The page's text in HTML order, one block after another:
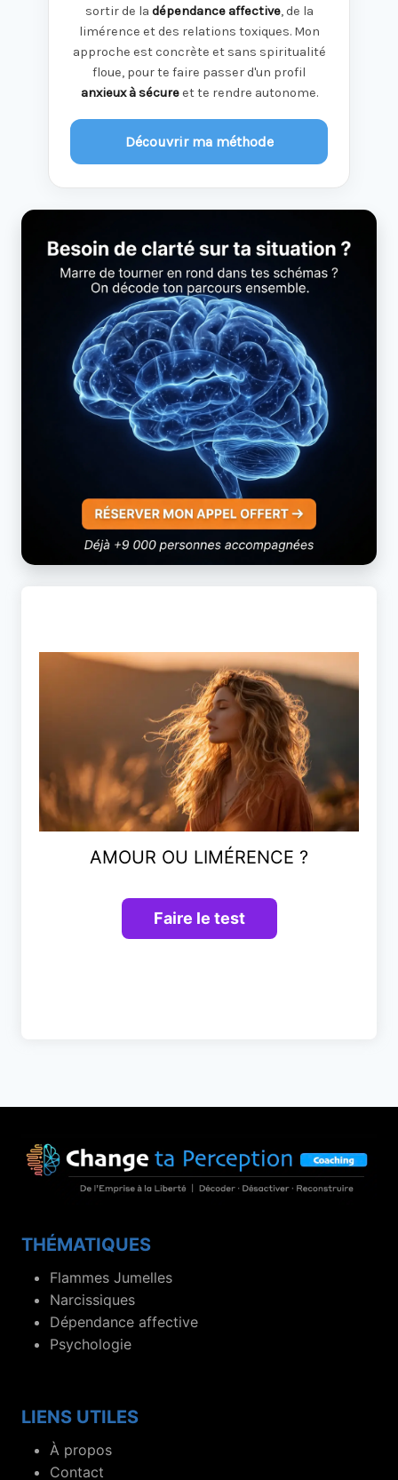
sortir de la dépendance affective, de la
limérence et des relations toxiques. Mon
approche est concrète et sans spiritualité
floue, pour te faire passer d'un profil
anxieux à sécureet te rendre autonome.
Découvrir ma méthode
AMOUR OU LIMÉRENCE ?
THÉMATIQUES
Flammes Jumelles
Narcissiques
Dépendance affective
Psychologie
LIENS UTILES
À propos
Contact